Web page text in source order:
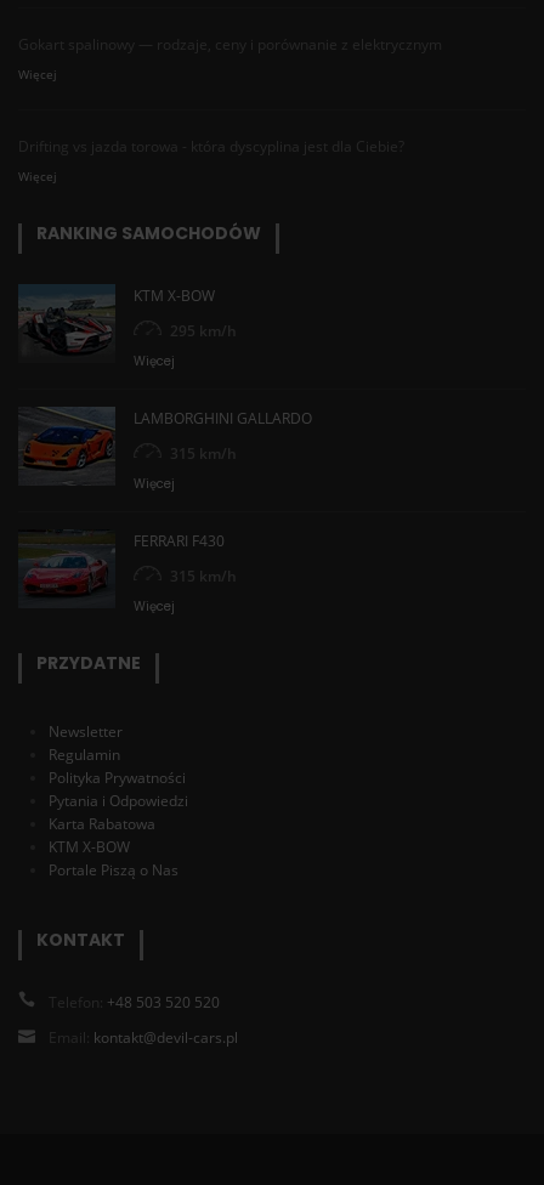
Gokart spalinowy — rodzaje, ceny i porównanie z elektrycznym
Więcej
Drifting vs jazda torowa - która dyscyplina jest dla Ciebie?
Więcej
RANKING SAMOCHODÓW
KTM X-BOW
295 km/h
Więcej
LAMBORGHINI GALLARDO
315 km/h
Więcej
FERRARI F430
315 km/h
Więcej
PRZYDATNE
Newsletter
Regulamin
Polityka Prywatności
Pytania i Odpowiedzi
Karta Rabatowa
KTM X-BOW
Portale Piszą o Nas
KONTAKT
Telefon: +48 503 520 520
Email: kontakt@devil-cars.pl